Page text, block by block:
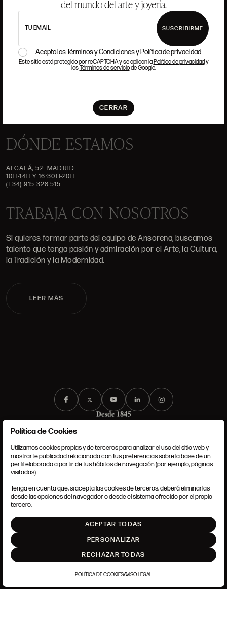
del mundo del arte y joyería.
TU EMAIL SUSCRIBIRME
Acepto losTérminos y Condicionesy Política de privacidad
Este sitio está protegido por reCAPTCHA y se aplican laPolítica de privacidady
losTérminos de serviciode Google.
CERRAR
EQUIPO
SUBASTAS
VALORACIONES
DÓNDE ESTAMOS
ALCALÁ, 52. MADRID
10H-14H Y 16:30H-20H
(+34) 915 328 515
TRABAJA CON NOSOTROS
Si quieres formar parte del equipo de Ansorena, buscamos
talento que tenga pasión y admiración por el Arte, la Cultura,
la Tradición y la Modernidad.
LEER MÁS
CONDICIONES GENERALES
POLÍTICA DE COOKIES
AJUSTE DE COOKIES
Política de Cookies
Utilizamos cookies propias y de terceros para analizar el uso del sitio web y
mostrarte publicidad relacionada con tus preferencias sobre la base de un
perfil elaborado a partir de tus hábitos de navegación (por ejemplo, páginas
visitadas).
Tenga en cuenta que, si acepta las cookies de terceros, deberá eliminarlas
desde las opciones del navegador o desde el sistema ofrecido por el propio
tercero.
ACEPTAR TODAS
PERSONALIZAR
RECHAZAR TODAS
POLÍTICA DE COOKIESAVISO LEGAL